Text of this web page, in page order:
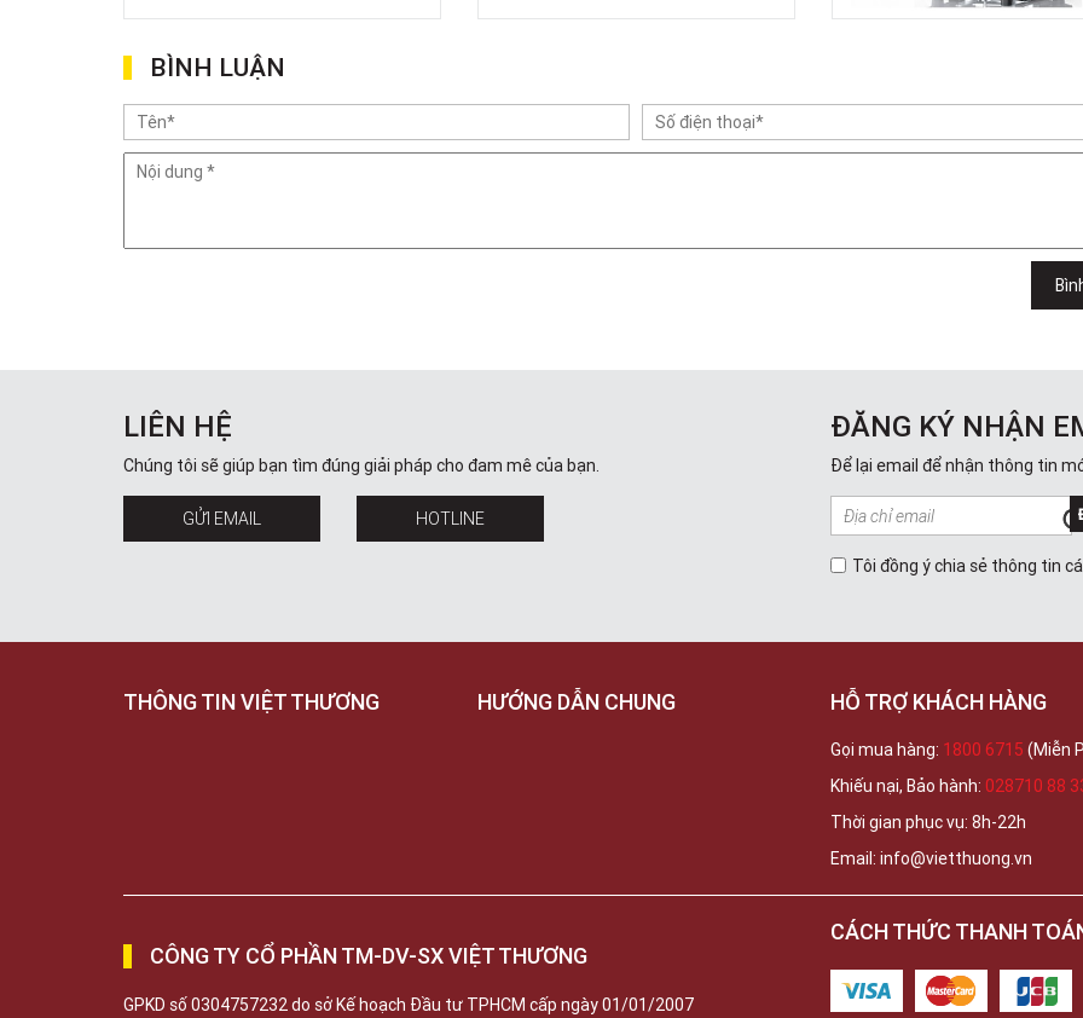
BÌNH LUẬN
LIÊN HỆ
Chúng tôi sẽ giúp bạn tìm đúng giải pháp cho đam mê của bạn.
GỬI EMAIL HOTLINE
ĐĂNG KÝ NHẬN
Để lại email để nhận thông tin
Tôi đồng ý chia sẻ thông tin
THÔNG TIN VIỆT THƯƠNG HƯỚNG DẪN CHUNG HỖ TRỢ KHÁCH HÀNG
Gọi mua hàng: 1800 6715 (Miễn
Khiếu nại, Bảo hành: 028710 88
Thời gian phục vụ: 8h-22h
Email: info@vietthuong.vn
CÔNG TY CỔ PHẦN TM-DV-SX VIỆT THƯƠNG
GPKD số 0304757232 do sở Kế hoạch Đầu tư TPHCM cấp ngày 01/01/2007
CÁCH THỨC THANH